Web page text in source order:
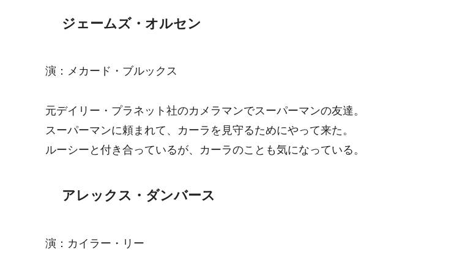
ジェームズ・オルセン
演：メカード・ブルックス
元デイリー・プラネット社のカメラマンでスーパーマンの友達。
スーパーマンに頼まれて、カーラを見守るためにやって来た。
ルーシーと付き合っているが、カーラのことも気になっている。
アレックス・ダンバース
演：カイラー・リー